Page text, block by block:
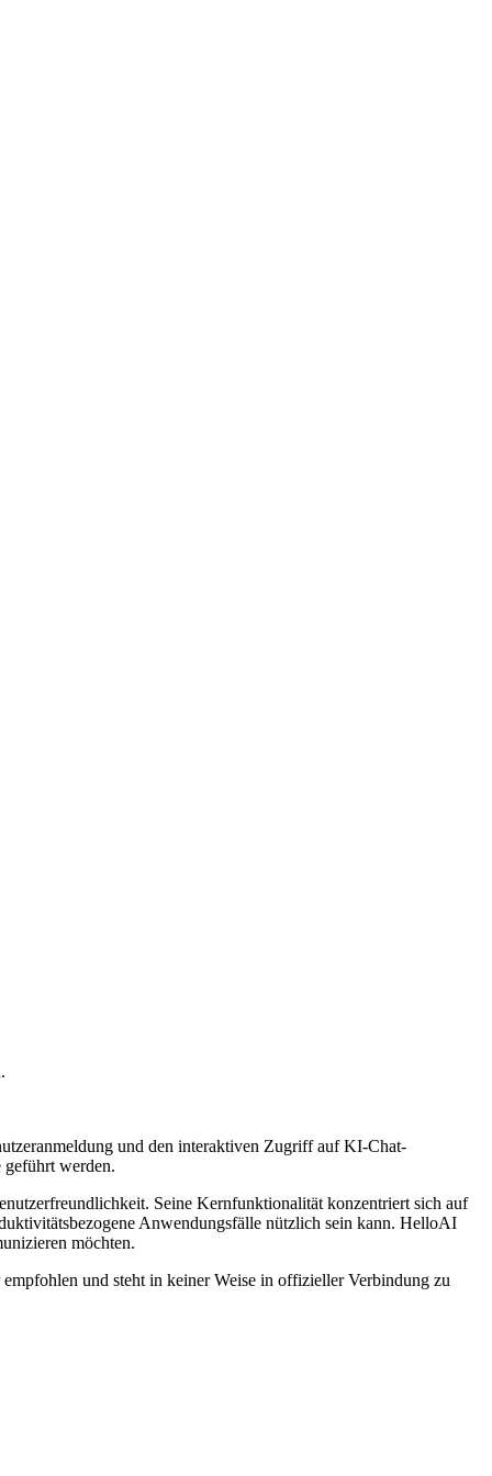
und den interaktiven Zugriff auf KI-Chat-
geführt werden.
Seine Kernfunktionalität konzentriert sich auf
Anwendungsfälle nützlich sein kann. HelloAI
möchten.
und steht in keiner Weise in offizieller Verbindung zu